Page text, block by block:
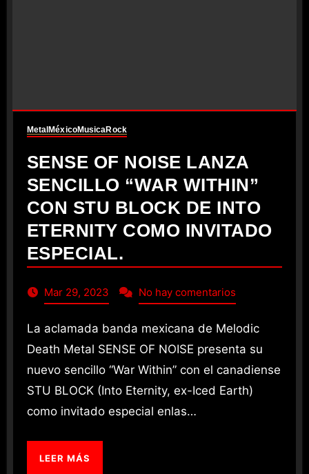
MetalMéxicoMusicaRock
SENSE OF NOISE LANZA
SENCILLO “WAR WITHIN”
CON STU BLOCK DE INTO
ETERNITY COMO INVITADO
ESPECIAL.
Mar 29, 2023 No hay comentarios
La aclamada banda mexicana de Melodic
Death Metal SENSE OF NOISE presenta su
nuevo sencillo “War Within” con el canadiense
STU BLOCK (Into Eternity, ex-Iced Earth)
como invitado especial enlas…
LEER MÁS